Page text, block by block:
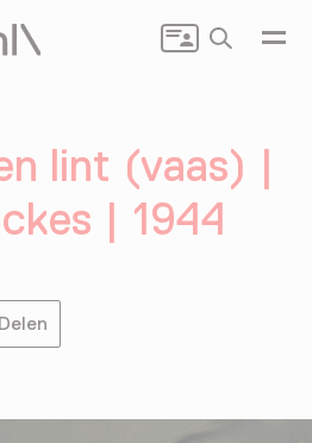
Zoeken
lint (vaas) |
| 1944
Delen